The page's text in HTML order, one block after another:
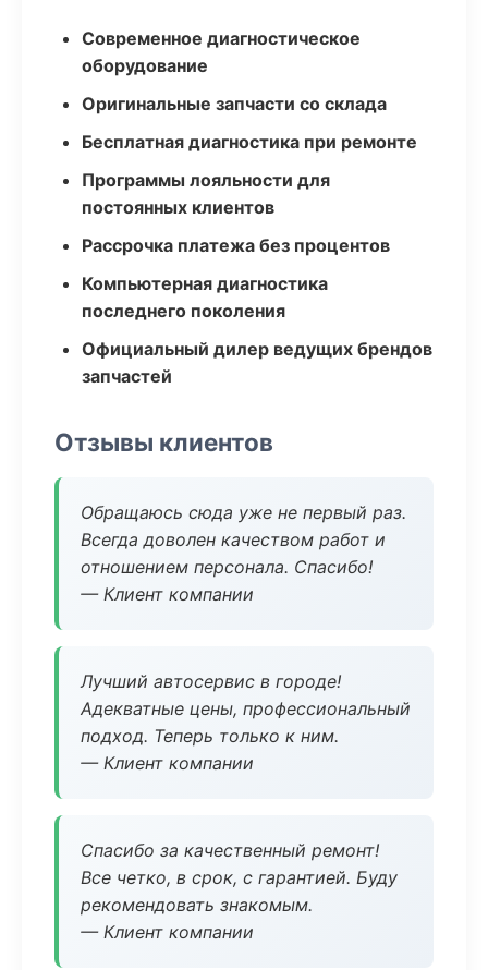
Современное диагностическое
оборудование
Оригинальные запчасти со склада
Бесплатная диагностика при ремонте
Программы лояльности для
постоянных клиентов
Рассрочка платежа без процентов
Компьютерная диагностика
последнего поколения
Официальный дилер ведущих брендов
запчастей
Отзывы клиентов
Обращаюсь сюда уже не первый раз.
Всегда доволен качеством работ и
отношением персонала. Спасибо!
— Клиент компании
Лучший автосервис в городе!
Адекватные цены, профессиональный
подход. Теперь только к ним.
— Клиент компании
Спасибо за качественный ремонт!
Все четко, в срок, с гарантией. Буду
рекомендовать знакомым.
— Клиент компании